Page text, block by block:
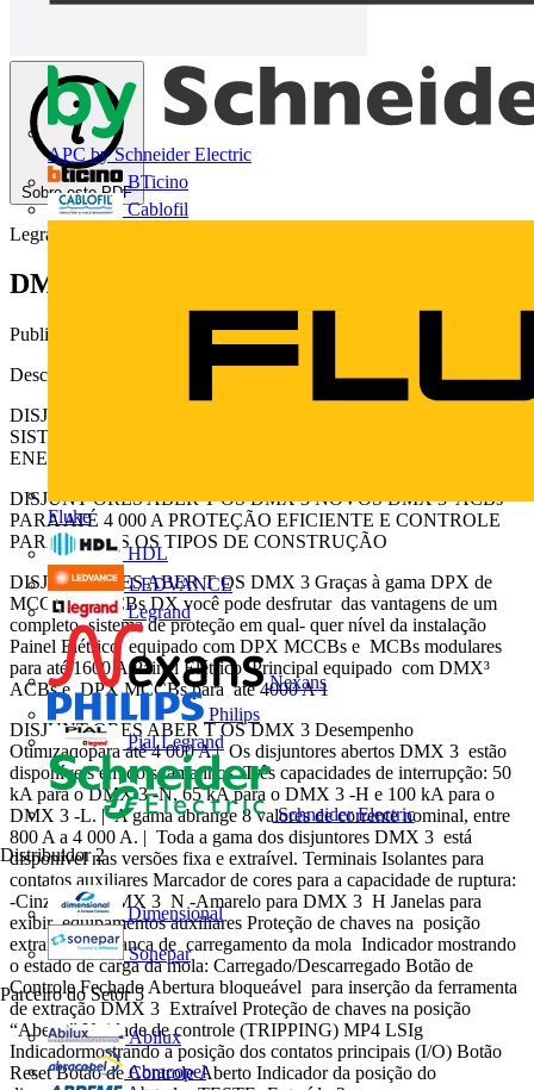
APC by Schneider Electric
BTicino
Cablofil
Fluke
HDL
LEDVANCE
Legrand
Nexans
Philips
Pial Legrand
Schneider Electric
Distribuidor 2
Dimensional
Sonepar
Parceiro do Setor 5
Abilux
Abracopel
Sobre este PDF
Legrand
DMX 3
Publicado: 14 de fevereiro de 2013· Categoria: Catálogos
Descarregue aqui
DISJUNTORES ABERTOS | CATÁLOGO DE PRODUTOS
SISTEMAS PARA PROTEÇÃO E DISTRIBUIÇÃO DE
ENERGIA Novo DMX 3 Proteção eficientepara até 4 000 A
DISJUNT ORES ABER T OS DMX 3 NOVOS DMX 3 ACBs
PARA ATÉ 4 000 A PROTEÇÃO EFICIENTE E CONTROLE
PARA TODOS OS TIPOS DE CONSTRUÇÃO
DISJUNT ORES ABER T OS DMX 3 Graças à gama DPX de
MCCBs e MCBs DX você pode desfrutar das vantagens de um
completo sistema de proteção em qual- quer nível da instalação
Painel Elétrico equipado com DPX MCCBs e MCBs modulares
para até 1600 A Painel Elétrico Principal equipado com DMX³
ACBs e DPX MCCBs para até 4000 A 1
DISJUNT ORES ABER T OS DMX 3 Desempenho
Otimizadopara até 4 000 A | Os disjuntores abertos DMX 3 estão
disponíveis em dois tamanhos. Três capacidades de interrupção: 50
kA para o DMX 3 -N, 65 kA para o DMX 3 -H e 100 kA para o
DMX 3 -L. | A gama abrange 8 valores de corrente nominal, entre
800 A a 4 000 A. | Toda a gama dos disjuntores DMX 3 está
disponível nas versões fixa e extraível. Terminais Isolantes para
contatos auxiliares Marcador de cores para a capacidade de ruptura:
-Cinza para DMX 3 N -Amarelo para DMX 3 H Janelas para
exibir equipamentos auxiliares Proteção de chaves na posição
extraída Alavanca de carregamento da mola Indicador mostrando
o estado de carga da mola: Carregado/Descarregado Botão de
Controle Fechado Abertura bloqueável para inserção da ferramenta
de extração DMX 3 Extraível Proteção de chaves na posição
“Aberta” Unidade de controle (TRIPPING) MP4 LSIg
Indicadormostrando a posição dos contatos principais (I/O) Botão
Reset Botão de Controle Aberto Indicador da posição do